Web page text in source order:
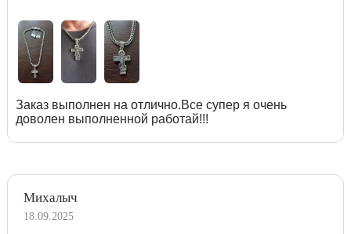
Заказ выполнен на отлично.Все супер я очень
доволен выполненной работай!!!
Михалыч
18.09.2025